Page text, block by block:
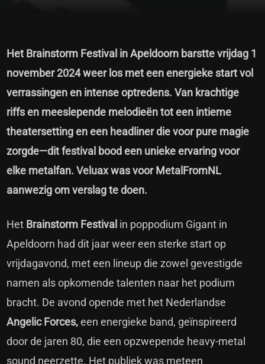
Het Brainstorm Festival in Apeldoorn barstte vrijdag 1
november 2024 weer los met een energieke start vol
verrassingen en intense optredens. Van krachtige
riffs en meeslepende melodieën tot een intieme
theatersetting en een headliner die voor pure magie
zorgde—dit festival bood een unieke ervaring voor
elke metalfan. Veluax was voor MetalFromNL
aanwezig om verslag te doen.
Het Brainstorm Festival in poppodium Gigant in
Apeldoorn had dit jaar weer een sterke start op
vrijdagavond, met een lineup die zowel gevestigde
namen als opkomende talenten naar het podium
bracht. De avond opende met het Nederlandse
Angelic Forces,een energieke band, geïnspireerd
door de jaren 80, die een opzwepende heavy-metal
sound neerzette. Het publiek was meteen